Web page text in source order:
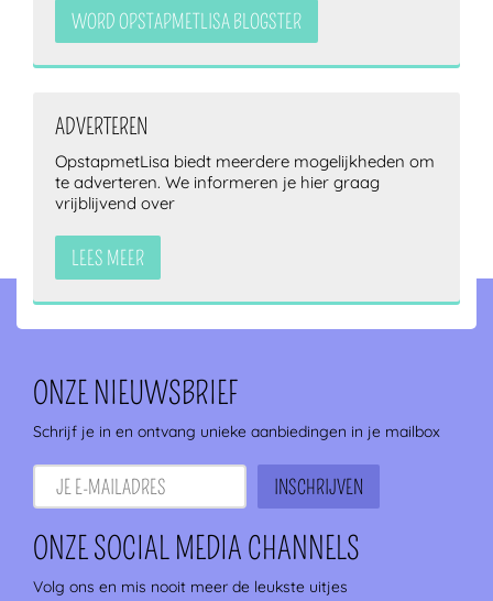
WORD OPSTAPMETLISA BLOGSTER
ADVERTEREN
OpstapmetLisa biedt meerdere mogelijkheden om
te adverteren. We informeren je hier graag
vrijblijvend over
LEES MEER
ONZE NIEUWSBRIEF
Schrijf je in en ontvang unieke aanbiedingen in je mailbox
ONZE SOCIAL MEDIA CHANNELS
Volg ons en mis nooit meer de leukste uitjes